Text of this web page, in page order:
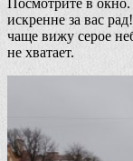
Посмотрите в окно.
искренне за вас
чаще вижу серое
не хватает.